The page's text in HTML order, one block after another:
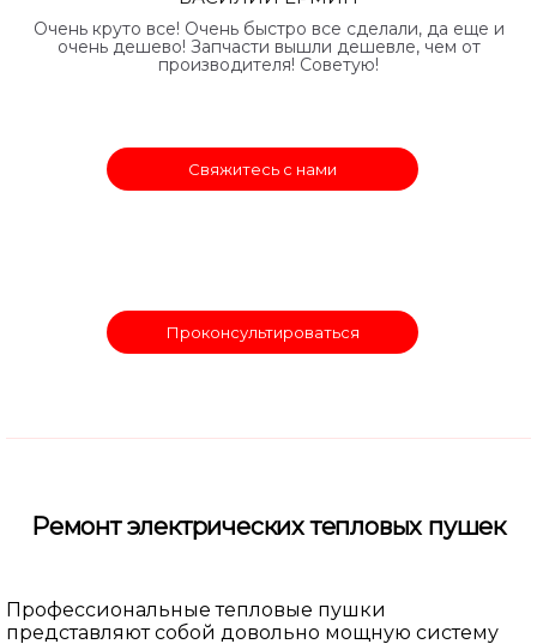
Очень круто все! Очень быстро все сделали, да еще и
очень дешево! Запчасти вышли дешевле, чем от
производителя! Советую!
Свяжитесь с нами
Проконсультироваться
Ремонт электрических тепловых пушек
Профессиональные тепловые пушки
представляют собой довольно мощную систему